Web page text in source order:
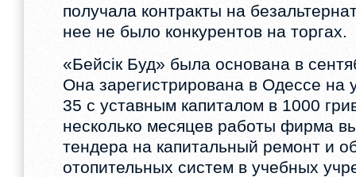
получала контракты на
нее не было конкурентов на торгах.
«Бейсік Буд» была основана в
Она зарегистрирована в Одессе на
35 с уставным капиталом в 1000
несколько месяцев работы фирма
тендера на капитальный ремонт и
отопительных систем в учебных